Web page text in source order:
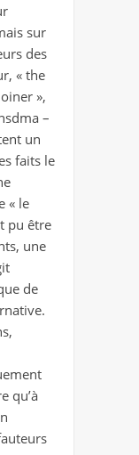
sur
des
« the
»,
–
un
faits le
« le
pu être
une
de
qu’à